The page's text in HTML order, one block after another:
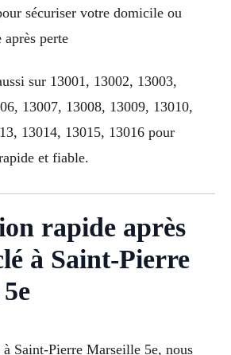
sécuriser votre domicile ou
après perte
sur 13001, 13002, 13003,
13007, 13008, 13009, 13010,
13014, 13015, 13016 pour
et fiable.
rapide après
à Saint-Pierre
Saint-Pierre Marseille 5e, nous